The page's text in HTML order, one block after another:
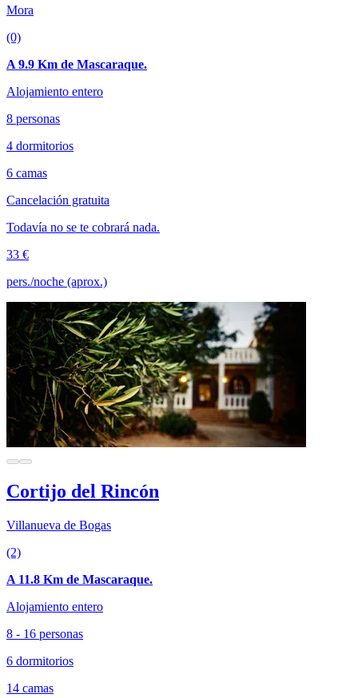
Mora
(0)
A 9.9 Km de Mascaraque.
Alojamiento entero
8 personas
4 dormitorios
6 camas
Cancelación gratuita
Todavía no se te cobrará nada.
33 €
pers./noche (aprox.)
Cortijo del Rincón
Villanueva de Bogas
(2)
A 11.8 Km de Mascaraque.
Alojamiento entero
8 - 16 personas
6 dormitorios
14 camas